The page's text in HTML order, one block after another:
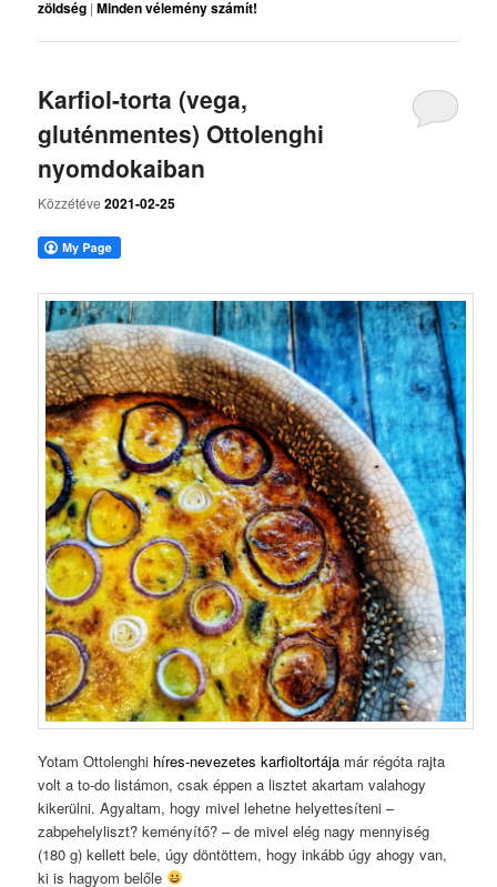
zöldség |Minden vélemény számít!
Karfiol-torta (vega,
gluténmentes) Ottolenghi
nyomdokaiban
Közzétéve2021-02-25
Yotam Ottolenghi híres-nevezetes karfioltortája már régóta rajta
volt a to-do listámon, csak éppen a lisztet akartam valahogy
kikerülni. Agyaltam, hogy mivel lehetne helyettesíteni –
zabpehelyliszt? keményítő? – de mivel elég nagy mennyiség
(180 g) kellett bele, úgy döntöttem, hogy inkább úgy ahogy van,
ki is hagyom belőle